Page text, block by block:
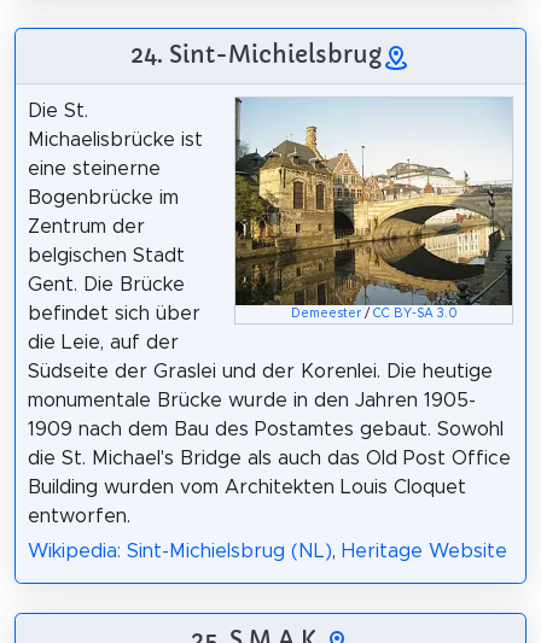
24. Sint-Michielsbrug
Demeester/ CC BY-SA 3.0
Die St.
Michaelisbrücke ist
eine steinerne
Bogenbrücke im
Zentrum der
belgischen Stadt
Gent. Die Brücke
befindet sich über
die Leie, auf der
Südseite der Graslei und der Korenlei. Die heutige
monumentale Brücke wurde in den Jahren 1905-
1909 nach dem Bau des Postamtes gebaut. Sowohl
die St. Michael's Bridge als auch das Old Post Office
Building wurden vom Architekten Louis Cloquet
entworfen.
Wikipedia: Sint-Michielsbrug (NL), Heritage Website